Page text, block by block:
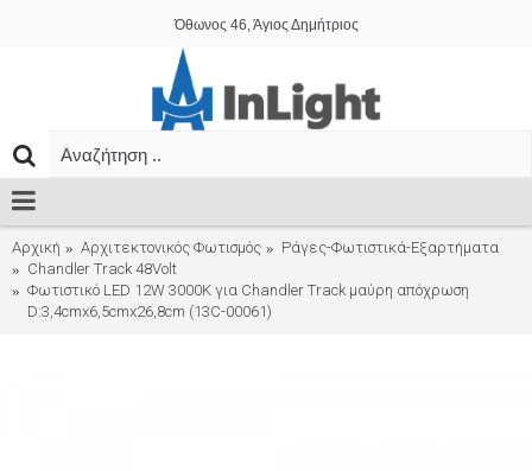
Όθωνος 46, Άγιος Δημήτριος
Αρχική Αρχιτεκτονικός Φωτισμός
Ράγες-Φωτιστικά-Εξαρτήματα
Chandler Track 48Volt
Φωτιστικό LED 12W 3000K για Chandler Track μαύρη απόχρωση
D:3,4cmx6,5cmx26,8cm (13C-00061)